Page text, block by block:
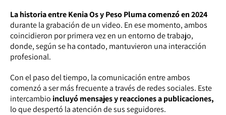
La historia entre Kenia Os y Peso Pluma comenzó en 2024
durante la grabación de un video. En ese momento, ambos
coincidieron por primera vez en un entorno de trabajo,
donde, según se ha contado, mantuvieron una interacción
profesional.
Con el paso del tiempo, la comunicación entre ambos
comenzó a ser más frecuente a través de redes sociales. Este
intercambio incluyó mensajes y reacciones a publicaciones,
lo que despertó la atención de sus seguidores.